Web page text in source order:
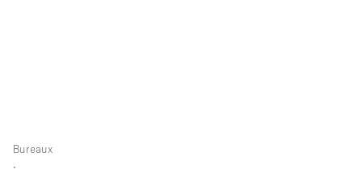
Lumière du Jour
Bureaux
∙